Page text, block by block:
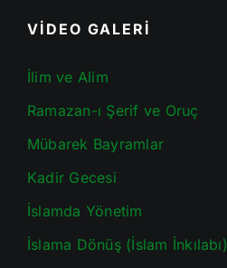
VİDEO GALERİ
İlim ve Alim
Ramazan-ı Şerif ve Oruç
Mübarek Bayramlar
Kadir Gecesi
İslamda Yönetim
İslama Dönüş (İslam İnkılabı)